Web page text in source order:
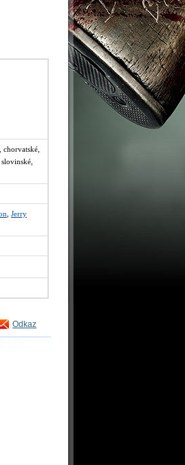
chorvatské,
Jerry
Odkaz